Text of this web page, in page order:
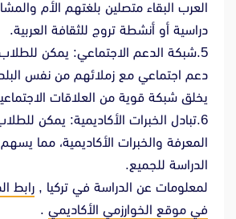
العرب البقاء متصلين بلغتهم الأم
دراسية أو أنشطة تروج للثقافة العربية.
5.شبكة الدعم الاجتماعي: يمكن
دعم اجتماعي مع زملائهم من نفس البلد
يخلق شبكة قوية من العلاقات
6.تبادل الخبرات الأكاديمية: يمكن
المعرفة والخبرات الأكاديمية، مما
الدراسة للجميع.
لمعلومات عن الدراسة في تركيا , رابط
في موقع الخوارزمي الأكاديمي .